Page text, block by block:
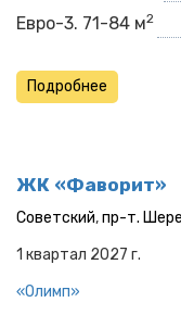
Евро-3. 71-84 м2
Подробнее
ЖК «Фаворит»
Советский,пр-т.
1 квартал 2027 г.
«Олимп»​​​​